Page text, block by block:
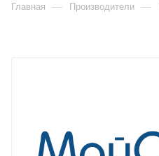
Главная — Производители —